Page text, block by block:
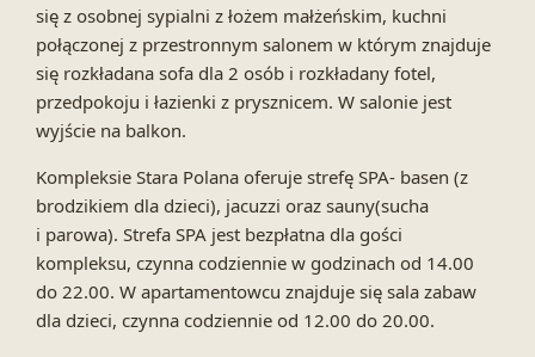
się z osobnej sypialni z łożem małżeńskim, kuchni
połączonej z przestronnym salonem w którym znajduje
się rozkładana sofa dla 2 osób i rozkładany fotel,
przedpokoju i łazienki z prysznicem. W salonie jest
wyjście na balkon.
Kompleksie Stara Polana oferuje strefę SPA- basen (z
brodzikiem dla dzieci), jacuzzi oraz sauny(sucha
i parowa). Strefa SPA jest bezpłatna dla gości
kompleksu, czynna codziennie w godzinach od 14.00
do 22.00. W apartamentowcu znajduje się sala zabaw
dla dzieci, czynna codziennie od 12.00 do 20.00.